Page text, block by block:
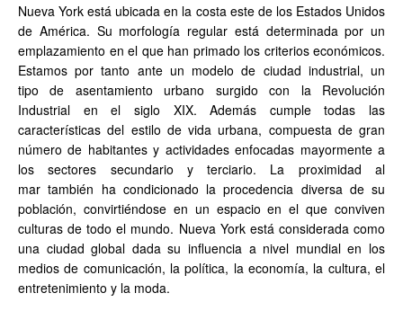
Nueva York está ubicada en la costa este de los Estados Unidos
de América. Su morfología regular está determinada por un
emplazamiento en el que han primado los criterios económicos.
Estamos por tanto ante un modelo de ciudad industrial, un
tipo de asentamiento urbano surgido con la Revolución
Industrial en el siglo XIX. Además cumple todas las
características del estilo de vida urbana, compuesta de gran
número de habitantes y actividades enfocadas mayormente a
los sectores secundario y terciario. La proximidad al
mar también ha condicionado la procedencia diversa de su
población, convirtiéndose en un espacio en el que conviven
culturas de todo el mundo. Nueva York está considerada como
una ciudad global dada su influencia a nivel mundial en los
medios de comunicación, la política, la economía, la cultura, el
entretenimiento y la moda.